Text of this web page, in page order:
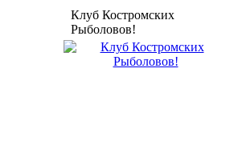
Клуб Костромских
Рыболовов!